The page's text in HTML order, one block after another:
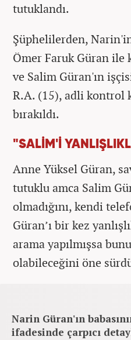
tutuklandı.
Şüphelilerden,
Ömer Faruk Güran ile
ve Salim Güran'ın
R.A. (15), adli kontrol
bırakıldı.
"SALİM'İ
Anne Yüksel Güran,
tutuklu amca Salim
olmadığını, kendi
Güran’ı bir kez
arama yapılmışsa
olabileceğini öne
Narin Güran'ın
ifadesinde çarpıcı